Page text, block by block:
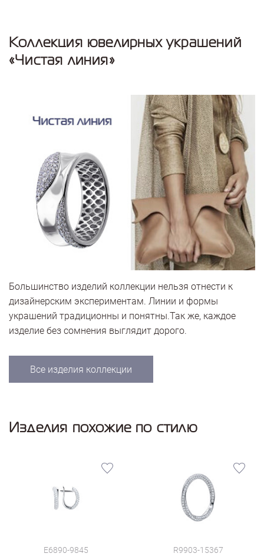
Коллекция ювелирных украшений
«Чистая линия»
Большинство изделий коллекции нельзя отнести к
дизайнерским экспериментам. Линии и формы
украшений традиционны и понятны.Так же, каждое
изделие без сомнения выглядит дорого.
Все изделия коллекции
Изделия похожие по стилю
E6890-9845 R9903-15367